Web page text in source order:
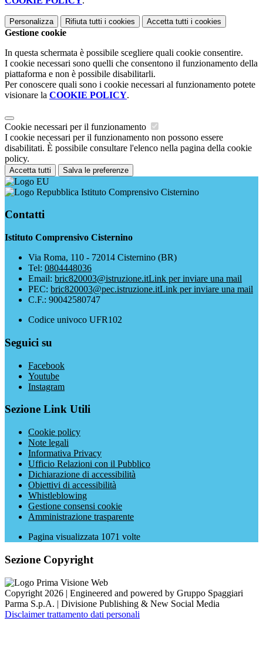
Personalizza Rifiuta tutti i cookies Accetta tutti i cookies
Gestione cookie
In questa schermata è possibile scegliere quali cookie consentire.
I cookie necessari sono quelli che consentono il funzionamento della
piattaforma e non è possibile disabilitarli.
Per conoscere quali sono i cookie necessari al funzionamento potete
visionare la COOKIE POLICY.
Cookie necessari per il funzionamento
I cookie necessari per il funzionamento non possono essere
disabilitati. È possibile consultare l'elenco nella pagina della cookie
policy.
Accetta tutti Salva le preferenze
Istituto Comprensivo Cisternino
Contatti
Istituto Comprensivo Cisternino
Via Roma, 110 - 72014 Cisternino (BR)
Tel: 0804448036
Email: bric820003@istruzione.itLink per inviare una mail
PEC: bric820003@pec.istruzione.itLink per inviare una mail
C.F.: 90042580747
Codice univoco UFR102
Seguici su
Facebook
Youtube
Instagram
Sezione Link Utili
Cookie policy
Note legali
Informativa Privacy
Ufficio Relazioni con il Pubblico
Dichiarazione di accessibilità
Obiettivi di accessibilità
Whistleblowing
Gestione consensi cookie
Amministrazione trasparente
Pagina visualizzata 1071 volte
Sezione Copyright
Copyright 2026 | Engineered and powered by Gruppo Spaggiari
Parma S.p.A. | Divisione Publishing & New Social Media
Disclaimer trattamento dati personali